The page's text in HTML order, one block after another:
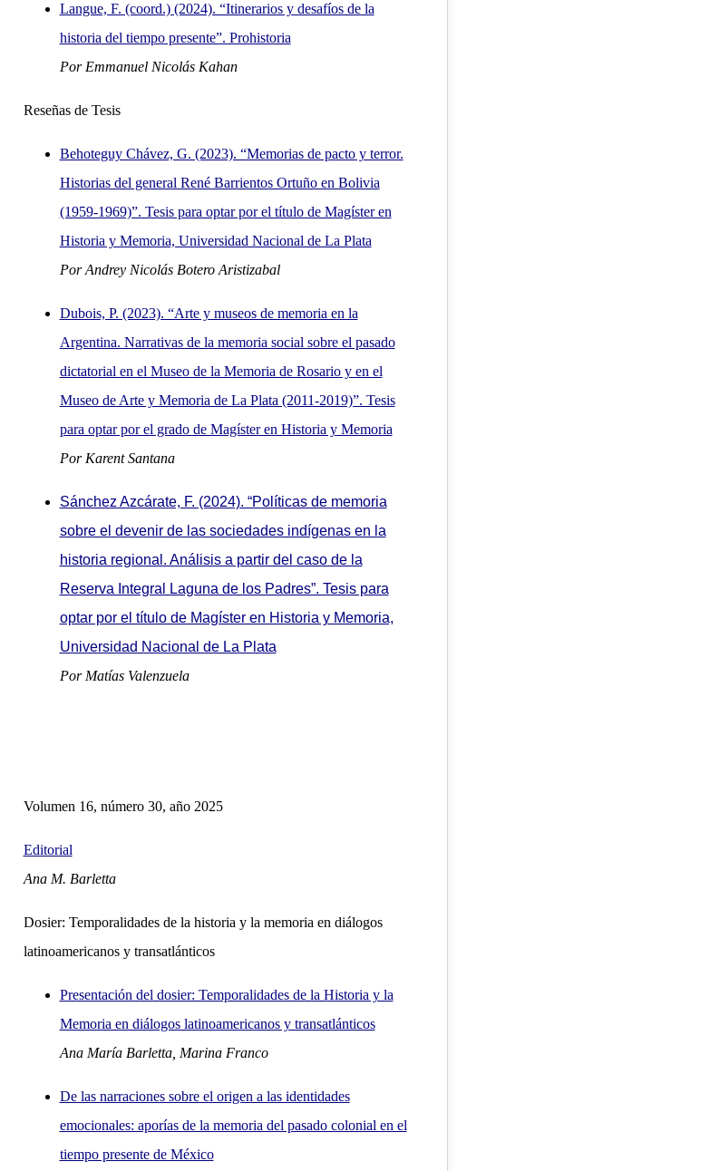
Langue, F. (coord.) (2024). “Itinerarios y desafíos de la
historia del tiempo presente”. Prohistoria
Por Emmanuel Nicolás Kahan
Reseñas de Tesis
Behoteguy Chávez, G. (2023). “Memorias de pacto y terror.
Historias del general René Barrientos Ortuño en Bolivia
(1959-1969)”. Tesis para optar por el título de Magíster en
Historia y Memoria, Universidad Nacional de La Plata
Por Andrey Nicolás Botero Aristizabal
Dubois, P. (2023). “Arte y museos de memoria en la
Argentina. Narrativas de la memoria social sobre el pasado
dictatorial en el Museo de la Memoria de Rosario y en el
Museo de Arte y Memoria de La Plata (2011-2019)”. Tesis
para optar por el grado de Magíster en Historia y Memoria
Por Karent Santana
Sánchez Azcárate, F. (2024). “Políticas de memoria
sobre el devenir de las sociedades indígenas en la
historia regional. Análisis a partir del caso de la
Reserva Integral Laguna de los Padres”. Tesis para
optar por el título de Magíster en Historia y Memoria,
Universidad Nacional de La Plata
Por Matías Valenzuela
Volumen 16, número 30, año 2025
Editorial
Ana M. Barletta
Dosier: Temporalidades de la historia y la memoria en diálogos
latinoamericanos y transatlánticos
Presentación del dosier: Temporalidades de la Historia y la
Memoria en diálogos latinoamericanos y transatlánticos
Ana María Barletta, Marina Franco
De las narraciones sobre el origen a las identidades
emocionales: aporías de la memoria del pasado colonial en el
tiempo presente de México